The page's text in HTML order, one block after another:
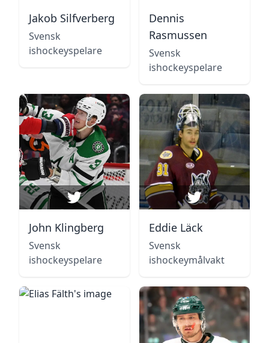
Jakob Silfverberg
Svensk
ishockeyspelare
Dennis
Rasmussen
Svensk
ishockeyspelare
John Klingberg
Svensk
ishockeyspelare
Eddie Läck
Svensk
ishockeymålvakt